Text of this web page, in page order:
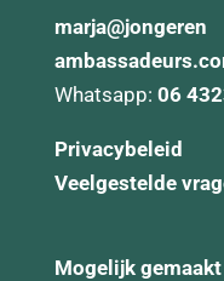
marja@jongeren
Whatsapp: 06
Privacybeleid
Veelgestelde
Mogelijk